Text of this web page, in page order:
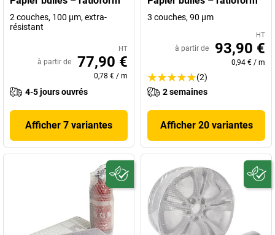
2 couches, 100 µm, extra-
résistant
HT
à partir de 77,90 €
0,78 € / m
4-5 jours ouvrés
Afficher 7 variantes
3 couches, 90 µm
HT
à partir de 93,90 €
0,94 € / m
(2)
2 semaines
Afficher 20 variantes